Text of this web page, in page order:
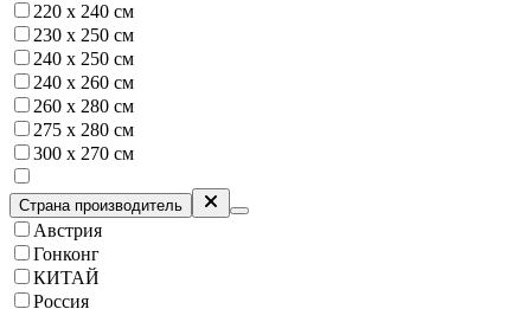
220 х 240 см
230 х 250 см
240 х 250 см
240 х 260 см
260 х 280 см
275 х 280 см
300 х 270 см
Страна производитель
Австрия
Гонконг
КИТАЙ
Россия